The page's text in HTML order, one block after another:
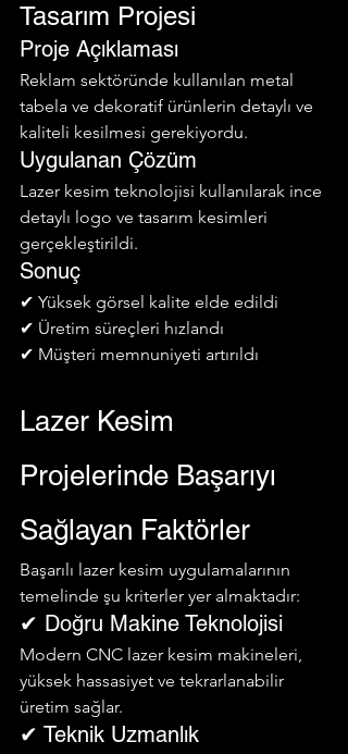
Tasarım Projesi
Proje Açıklaması
Reklam sektöründe kullanılan metal
tabela ve dekoratif ürünlerin detaylı ve
kaliteli kesilmesi gerekiyordu.
Uygulanan Çözüm
Lazer kesim teknolojisi kullanılarak ince
detaylı logo ve tasarım kesimleri
gerçekleştirildi.
Sonuç
✔ Yüksek görsel kalite elde edildi
✔ Üretim süreçleri hızlandı
✔ Müşteri memnuniyeti artırıldı
Lazer Kesim
Projelerinde Başarıyı
Sağlayan Faktörler
Başarılı lazer kesim uygulamalarının
temelinde şu kriterler yer almaktadır:
✔ Doğru Makine Teknolojisi
Modern CNC lazer kesim makineleri,
yüksek hassasiyet ve tekrarlanabilir
üretim sağlar.
✔ Teknik Uzmanlık